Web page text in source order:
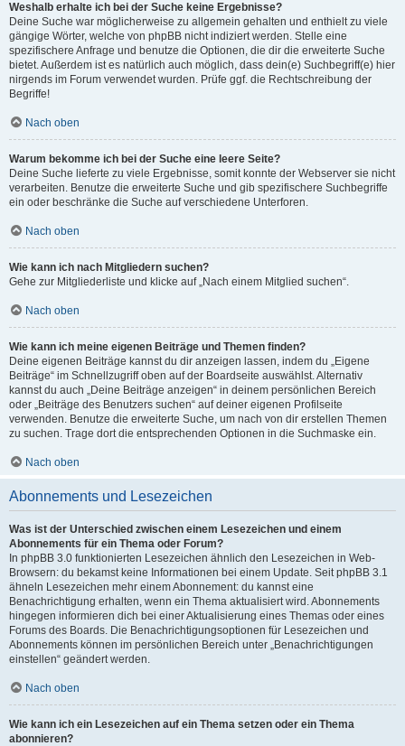
Weshalb erhalte ich bei der Suche keine Ergebnisse?
Deine Suche war möglicherweise zu allgemein gehalten und enthielt zu viele
gängige Wörter, welche von phpBB nicht indiziert werden. Stelle eine
spezifischere Anfrage und benutze die Optionen, die dir die erweiterte Suche
bietet. Außerdem ist es natürlich auch möglich, dass dein(e) Suchbegriff(e) hier
nirgends im Forum verwendet wurden. Prüfe ggf. die Rechtschreibung der
Begriffe!
Nach oben
Warum bekomme ich bei der Suche eine leere Seite?
Deine Suche lieferte zu viele Ergebnisse, somit konnte der Webserver sie nicht
verarbeiten. Benutze die erweiterte Suche und gib spezifischere Suchbegriffe
ein oder beschränke die Suche auf verschiedene Unterforen.
Nach oben
Wie kann ich nach Mitgliedern suchen?
Gehe zur Mitgliederliste und klicke auf „Nach einem Mitglied suchen“.
Nach oben
Wie kann ich meine eigenen Beiträge und Themen finden?
Deine eigenen Beiträge kannst du dir anzeigen lassen, indem du „Eigene
Beiträge“ im Schnellzugriff oben auf der Boardseite auswählst. Alternativ
kannst du auch „Deine Beiträge anzeigen“ in deinem persönlichen Bereich
oder „Beiträge des Benutzers suchen“ auf deiner eigenen Profilseite
verwenden. Benutze die erweiterte Suche, um nach von dir erstellen Themen
zu suchen. Trage dort die entsprechenden Optionen in die Suchmaske ein.
Nach oben
Abonnements und Lesezeichen
Was ist der Unterschied zwischen einem Lesezeichen und einem
Abonnements für ein Thema oder Forum?
In phpBB 3.0 funktionierten Lesezeichen ähnlich den Lesezeichen in Web-
Browsern: du bekamst keine Informationen bei einem Update. Seit phpBB 3.1
ähneln Lesezeichen mehr einem Abonnement: du kannst eine
Benachrichtigung erhalten, wenn ein Thema aktualisiert wird. Abonnements
hingegen informieren dich bei einer Aktualisierung eines Themas oder eines
Forums des Boards. Die Benachrichtigungsoptionen für Lesezeichen und
Abonnements können im persönlichen Bereich unter „Benachrichtigungen
einstellen“ geändert werden.
Nach oben
Wie kann ich ein Lesezeichen auf ein Thema setzen oder ein Thema
abonnieren?